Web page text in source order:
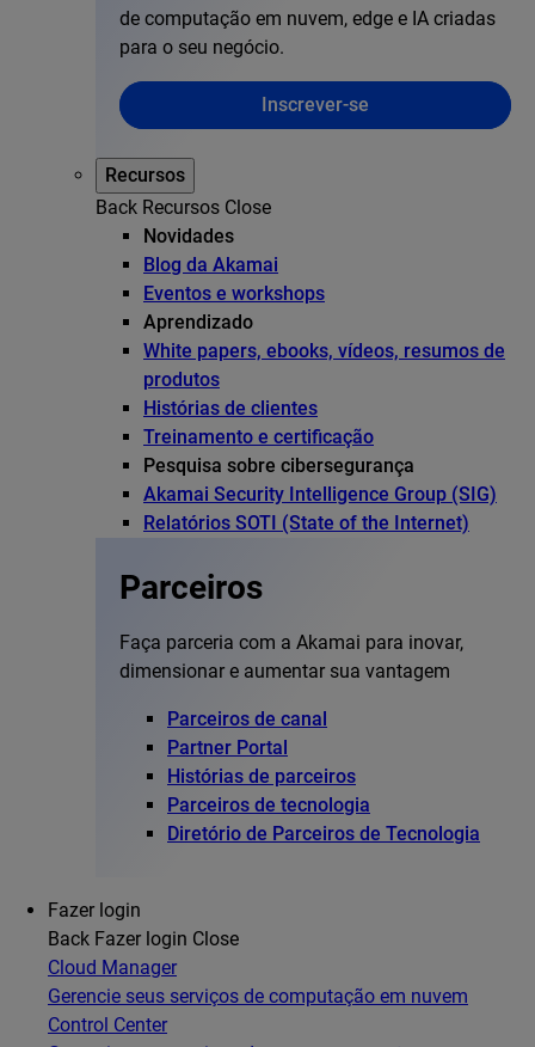
de computação em nuvem, edge e IA criadas
para o seu negócio.
Inscrever-se
Recursos
Back Recursos Close
Novidades
Blog da Akamai
Eventos e workshops
Aprendizado
White papers, ebooks, vídeos, resumos de
produtos
Histórias de clientes
Treinamento e certificação
Pesquisa sobre cibersegurança
Akamai Security Intelligence Group (SIG)
Relatórios SOTI (State of the Internet)
Parceiros
Faça parceria com a Akamai para inovar,
dimensionar e aumentar sua vantagem
Parceiros de canal
Partner Portal
Histórias de parceiros
Parceiros de tecnologia
Diretório de Parceiros de Tecnologia
Fazer login
Back Fazer login Close
Cloud Manager
Gerencie seus serviços de computação em nuvem
Control Center